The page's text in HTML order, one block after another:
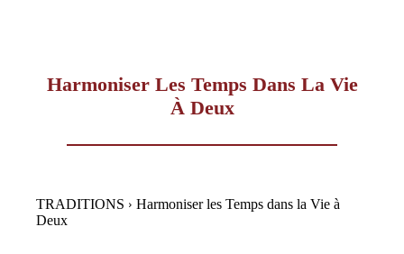
Harmoniser Les Temps Dans La Vie
À Deux
TRADITIONS
Harmoniser les Temps dans la Vie à
Deux